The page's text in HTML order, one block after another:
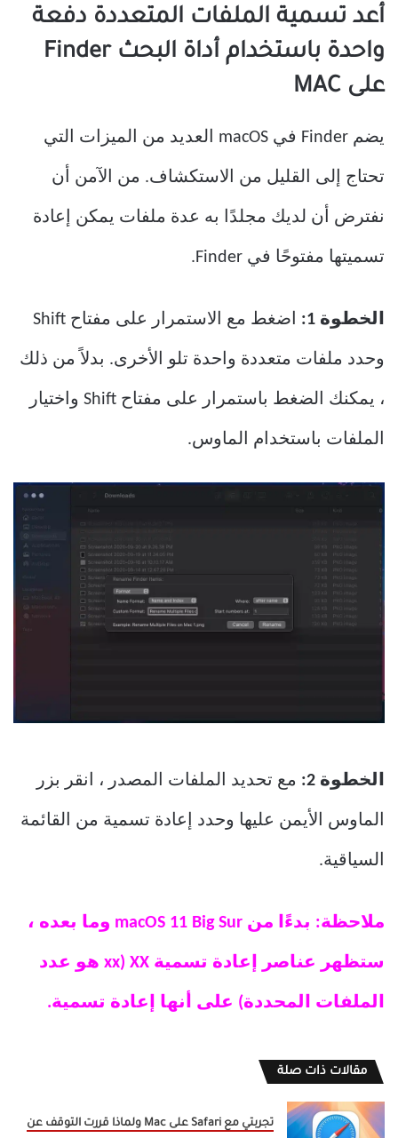
أعد تسمية الملفات المتعددة دفعة
واحدة باستخدام أداة البحث Finder
على MAC
يضم Finder في macOS العديد من الميزات التي
تحتاج إلى القليل من الاستكشاف. من الآمن أن
نفترض أن لديك مجلدًا به عدة ملفات يمكن إعادة
تسميتها مفتوحًا في Finder.
الخطوة 1: اضغط مع الاستمرار على مفتاح Shift
وحدد ملفات متعددة واحدة تلو الأخرى. بدلاً من ذلك
، يمكنك الضغط باستمرار على مفتاح Shift واختيار
الملفات باستخدام الماوس.
الخطوة 2: مع تحديد الملفات المصدر ، انقر بزر
الماوس الأيمن عليها وحدد إعادة تسمية من القائمة
السياقية.
ملاحظة: بدءًا من macOS 11 Big Sur وما بعده ،
ستظهر عناصر إعادة تسمية XX (xx هو عدد
الملفات المحددة) على أنها إعادة تسمية.
مقالات ذات صلة
تجربتي مع Safari على Mac ولماذا قررت التوقف عن